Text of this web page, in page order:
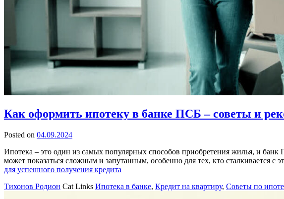
Как оформить ипотеку в банке ПСБ – советы и
Posted on 04.09.2024
Ипотека – это один из самых популярных способов приобретения жилья, и
может показаться сложным и запутанным, особенно для тех, кто сталкивается с
для успешного получения кредита
Тихонов Родион Cat Links Ипотека в банке, Кредит на квартиру, Советы по